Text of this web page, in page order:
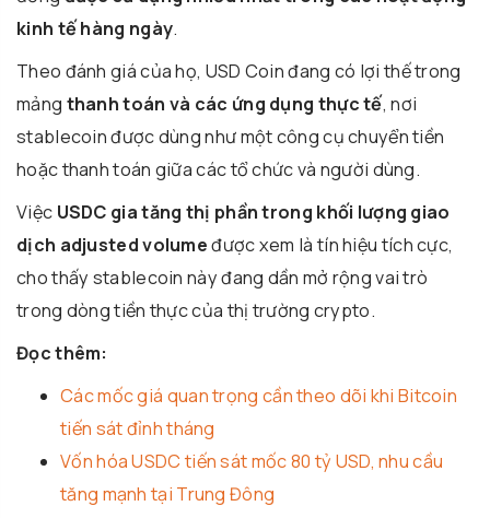
kinh tế hàng ngày.
Theo đánh giá của họ, USD Coinđang có lợi thế trong
mảng thanh toán và các ứng dụng thực tế, nơi
stablecoin được dùng như một công cụ chuyển tiền
hoặc thanh toán giữa các tổ chức và người dùng.
Việc USDC gia tăng thị phần trong khối lượng giao
dịch adjusted volumeđược xem là tín hiệu tích cực,
cho thấy stablecoin này đang dần mở rộng vai trò
trong dòng tiền thực của thị trường crypto.
Đọc thêm:
Các mốc giá quan trọng cần theo dõi khi Bitcoin
tiến sát đỉnh tháng
Vốn hóa USDC tiến sát mốc 80 tỷ USD, nhu cầu
tăng mạnh tại Trung Đông